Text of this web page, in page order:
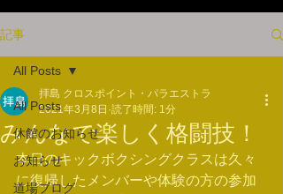
記事
All Posts
休館のお知らせ
お知らせ
道場ブログ
All Posts
みんなで楽しく格闘技！
拝島 クロスポイント・パラエストラ
2021年3月8日 読了時間: 1分
本日のキックボクシングクラスは久々
に復帰したメンバーや体験の方の参加